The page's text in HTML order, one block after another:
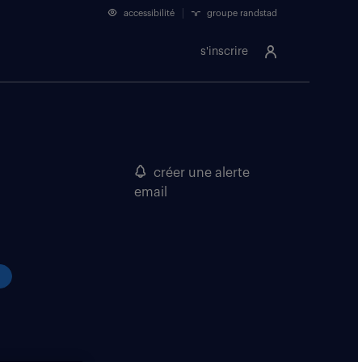
s'inscrire
accessibilité groupe randstad
créer une alerte
email